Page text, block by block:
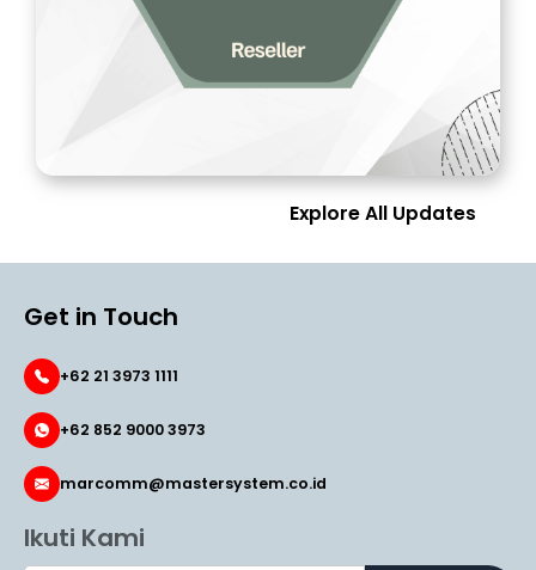
Explore All Updates
Get in Touch
+62 21 3973 1111
+62 852 9000 3973
marcomm@mastersystem.co.id
Ikuti Kami